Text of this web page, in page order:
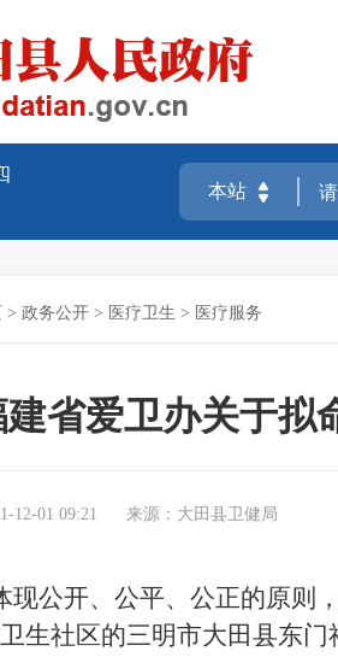
> 政务公开 > 医疗卫生 > 医疗服务
省爱卫办关于拟
12-01 09:21 来源：大田县卫健局
现公开、公平、公正的原则
生社区的三明市大田县东门